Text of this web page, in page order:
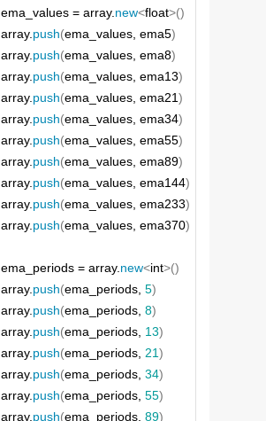
ema_values = array.new<float>()
array.push(ema_values, ema5)
array.push(ema_values, ema8)
array.push(ema_values, ema13)
array.push(ema_values, ema21)
array.push(ema_values, ema34)
array.push(ema_values, ema55)
array.push(ema_values, ema89)
array.push(ema_values, ema144)
array.push(ema_values, ema233)
array.push(ema_values, ema370)
ema_periods = array.new<int>()
array.push(ema_periods, 5)
array.push(ema_periods, 8)
array.push(ema_periods, 13)
array.push(ema_periods, 21)
array.push(ema_periods, 34)
array.push(ema_periods, 55)
array.push(ema_periods, 89)